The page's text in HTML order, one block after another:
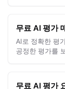
무료 AI 평가
AI로 정확한 평
공정한 평가를
무료 AI 평가